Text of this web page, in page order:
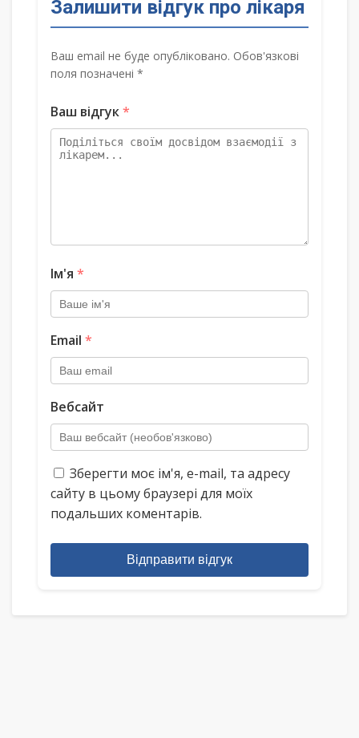
Залишити відгук про лікаря
Ваш email не буде опубліковано. Обов'язкові
поля позначені *
Ваш відгук*
Ім'я *
Email *
Вебсайт
Зберегти моє ім'я, e-mail, та адресу
сайту в цьому браузері для моїх
подальших коментарів.
Відправити відгук